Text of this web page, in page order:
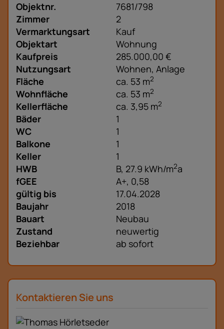
Objektnr.
7681/798
Zimmer
2
Vermarktungsart
Kauf
Objektart
Wohnung
Kaufpreis
285.000,00 €
Nutzungsart
Wohnen Anlage
Fläche
ca. 53 m2
Wohnfläche ca. 53 m2
Kellerfläche ca. 3,95 m2
Bäder
1
WC
1
Balkone
1
Keller
1
HWB
B, 27.9 kWh/m2a
fGEE
A+, 0,58
gültig bis
17.04.2028
Baujahr
2018
Bauart
Neubau
Zustand
neuwertig
Beziehbar
ab sofort
Kontaktieren Sie uns